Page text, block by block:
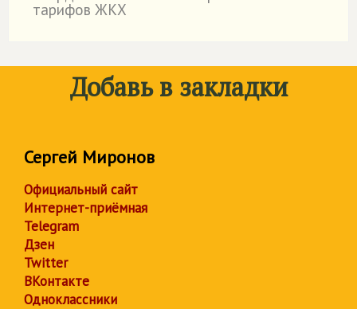
тарифов ЖКХ
Добавь в закладки
Сергей Миронов
Официальный сайт
Интернет-приёмная
Telegram
Дзен
Twitter
ВКонтакте
Одноклассники